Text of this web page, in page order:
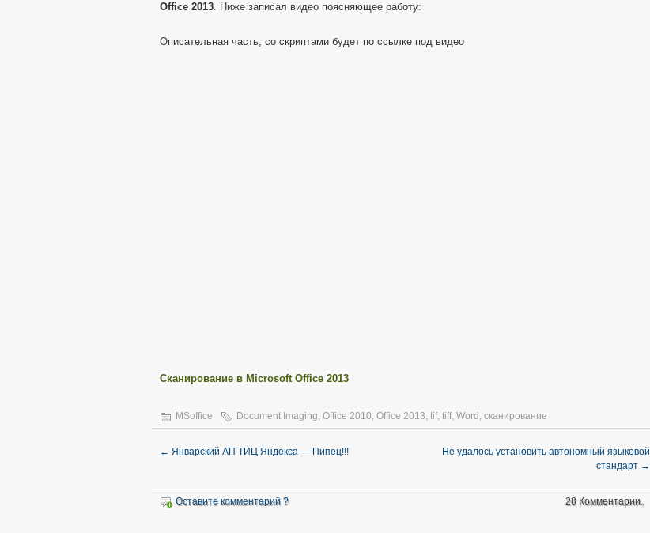
Office 2013. Ниже записал видео поясняющее работу:
Описательная часть, со скриптами будет по ссылке под видео
Сканирование в Microsoft Office 2013
MSoffice Document Imaging, Office 2010, Office 2013, tif, tiff, Word , сканирование
← Январский АП ТИЦ Яндекса — Пипец!!!
Не удалось установить автономный языковой
стандарт →
Оставите комментарий ? 28 Комментарии。